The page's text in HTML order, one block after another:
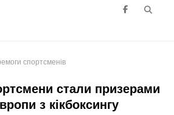
спортсменів
стали призерами
з кікбоксингу